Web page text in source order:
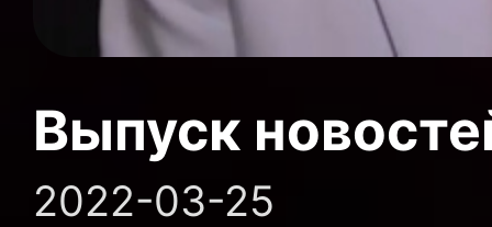
Выпуск
2022-03-25